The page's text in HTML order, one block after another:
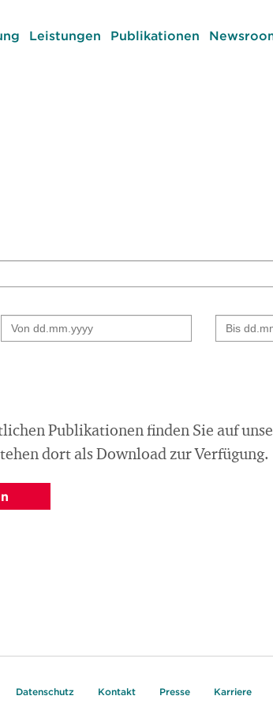
Leistungen Publikationen
Publikationen finden Sie auf
dort als Download zur Verfügung.
Datenschutz Kontakt Presse Karriere